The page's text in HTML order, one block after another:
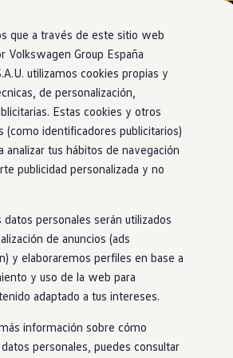
nuevo en stock
de ocasión
autonomía, carga y ahorro
de carga
de carga
en casa
de carga
Approved
del estado
en
, también estás cubierto.
venta Approvedofrecen un servicio de
de la batería para garantizar su
que a través de este sitio web
Volkswagen Group España
utilizamos cookies propias y
de personalización,
Estas cookies y otros
(como identificadores publicitarios)
analizar tus hábitos de navegación
publicidad personalizada y no
personales serán utilizados
de anuncios (ads
y elaboraremos perfiles en base a
y uso de la web para
adaptado a tus intereses.
información sobre cómo
personales, puedes consultar